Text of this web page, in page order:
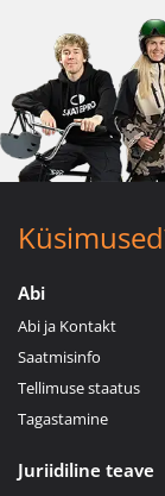
Abi
Abi ja Kontakt
Saatmisinfo
Tellimuse staatus
Tagastamine
Juriidiline teave